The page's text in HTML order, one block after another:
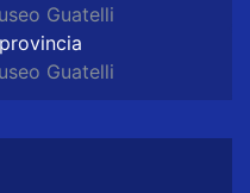
Guatelli
Guatelli